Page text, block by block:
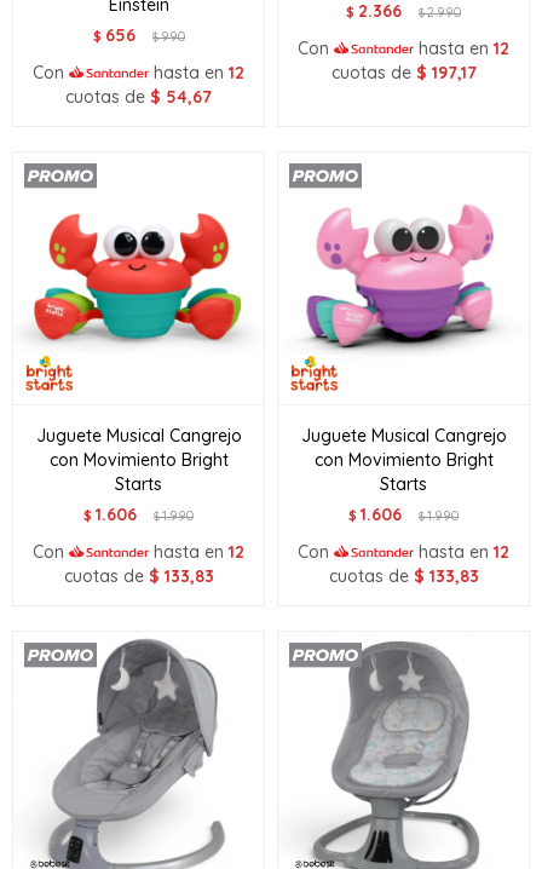
Einstein
$ 656 $990
Con hasta en 12
cuotas de $ 54,67
$ 2.366 $2.990
Con hasta en 12
cuotas de $ 197,17
Juguete Musical Cangrejo
con Movimiento Bright
Starts
$ 1.606 $1.990
Con hasta en 12
cuotas de $ 133,83
Juguete Musical Cangrejo
con Movimiento Bright
Starts
$ 1.606 $1.990
Con hasta en 12
cuotas de $ 133,83